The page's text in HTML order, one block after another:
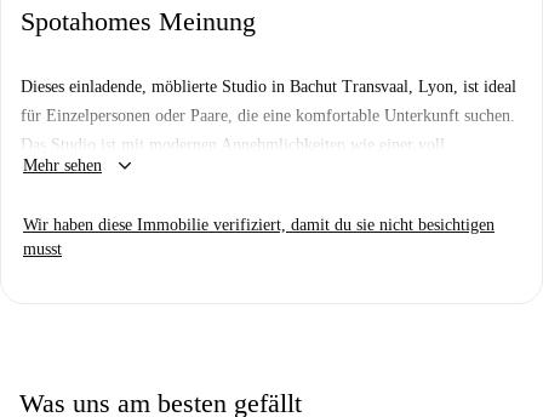
Spotahomes Meinung
Dieses einladende, möblierte Studio in Bachut Transvaal, Lyon, ist ideal
für Einzelpersonen oder Paare, die eine komfortable Unterkunft suchen.
Das Studio ist mit modernen Annehmlichkeiten wie einer voll
ausgestatteten Küche und einer elektrischen Einzelheizung ausgestattet.
hinsichtlich der Art des Mieters. Das Inserat wurde von Spotahome zur
Qualitätssicherung geprüft.
Mehr sehen keyboard_arrow_down
Wir haben diese Immobilie verifiziert, damit du sie nicht besichtigen
musst
Was uns am besten gefällt